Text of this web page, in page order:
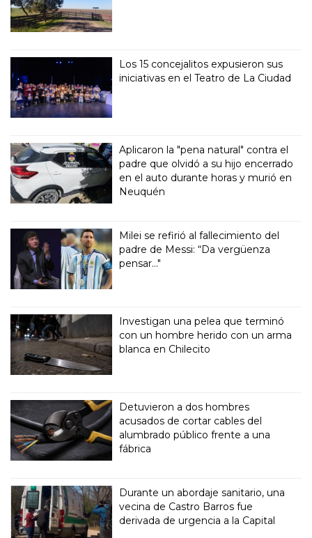
Los 15 concejalitos expusieron sus
iniciativas en el Teatro de La Ciudad
Aplicaron la "pena natural" contra el
padre que olvidó a su hijo encerrado
en el auto durante horas y murió en
Neuquén
Milei se refirió al fallecimiento del
padre de Messi: “Da vergüenza
pensar..."
Investigan una pelea que terminó
con un hombre herido con un arma
blanca en Chilecito
Detuvieron a dos hombres
acusados de cortar cables del
alumbrado público frente a una
fábrica
Durante un abordaje sanitario, una
vecina de Castro Barros fue
derivada de urgencia a la Capital